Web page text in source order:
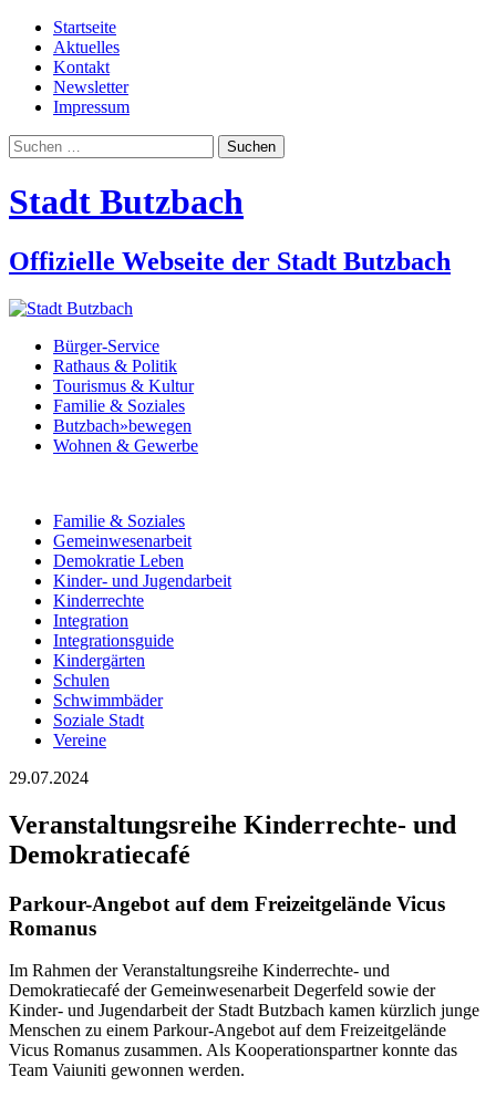
Startseite
Aktuelles
Kontakt
Newsletter
Impressum
Suchen
nach:
Stadt Butzbach
Offizielle Webseite der Stadt Butzbach
Bürger-Service
Rathaus & Politik
Tourismus & Kultur
Familie & Soziales
Butzbach»bewegen
Wohnen & Gewerbe
Familie & Soziales
Gemeinwesenarbeit
Demokratie Leben
Kinder- und Jugendarbeit
Kinderrechte
Integration
Integrationsguide
Kindergärten
Schulen
Schwimmbäder
Soziale Stadt
Vereine
29.07.2024
Veranstaltungsreihe Kinderrechte- und
Demokratiecafé
Parkour-Angebot auf dem Freizeitgelände Vicus
Romanus
Im Rahmen der Veranstaltungsreihe Kinderrechte- und
Demokratiecafé der Gemeinwesenarbeit Degerfeld sowie der
Kinder- und Jugendarbeit der Stadt Butzbach kamen kürzlich junge
Menschen zu einem Parkour-Angebot auf dem Freizeitgelände
Vicus Romanus zusammen. Als Kooperationspartner konnte das
Team Vaiuniti gewonnen werden.